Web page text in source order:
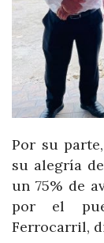
Por su
su alegría
un 75% de
por el
Ferrocarril,